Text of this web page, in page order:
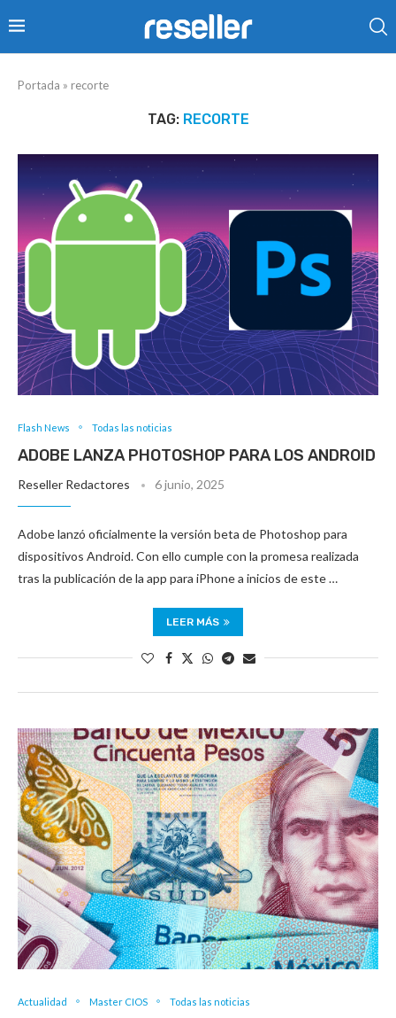
Portada » recorte
TAG: RECORTE
Flash News Todas las noticias
ADOBE LANZA PHOTOSHOP PARA LOS ANDROID
Reseller Redactores 6 junio, 2025
Adobe lanzó oficialmente la versión beta de Photoshop para
dispositivos Android. Con ello cumple con la promesa realizada
tras la publicación de la app para iPhone a inicios de este …
LEER MÁS
Actualidad Master CIOS Todas las noticias